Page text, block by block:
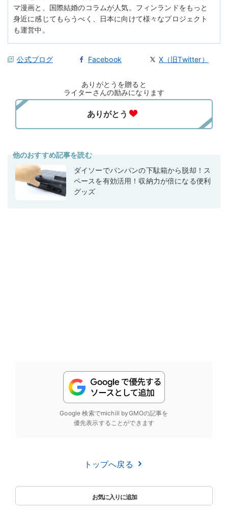
マ漫画と、国際結婚のコラムが人気。フィンランドをもっと
身近に感じてもらうべく、日本に向けて様々なプロジェクト
も運営中。
公式ブログ Facebook X（旧Twitter）
ありがとうを贈ると
ライターさんの励みになります
他のおすすめ記事を読む
ダイソーでパンパンの下駄箱から脱却！ス
ペースを有効活用！収納力が倍になる便利
グッズ
Google 検索でmichill byGMOの記事を
優先表示することができます
トップへ戻る